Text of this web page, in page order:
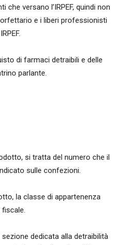
versano l’IRPEF, quindi non
e i liberi professionisti
di farmaci detraibili e delle
parlante.
si tratta del numero che il
sulle confezioni.
la classe di appartenenza
dedicata alla detraibilità